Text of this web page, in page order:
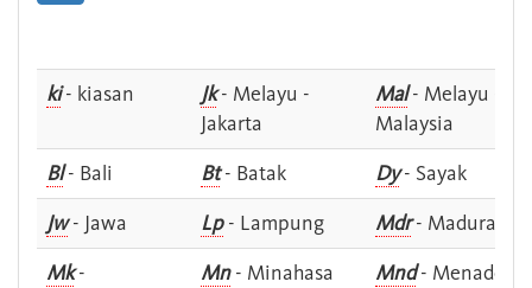
ki- kiasan Jk- Melayu -
Jakarta
Mal- Melayu -
Malaysia
Bl- Bali Bt- Batak Dy- Sayak
Jw- Jawa Lp- Lampung Mdr- Madura
Mk-
Mn- Minahasa Mnd- Menado